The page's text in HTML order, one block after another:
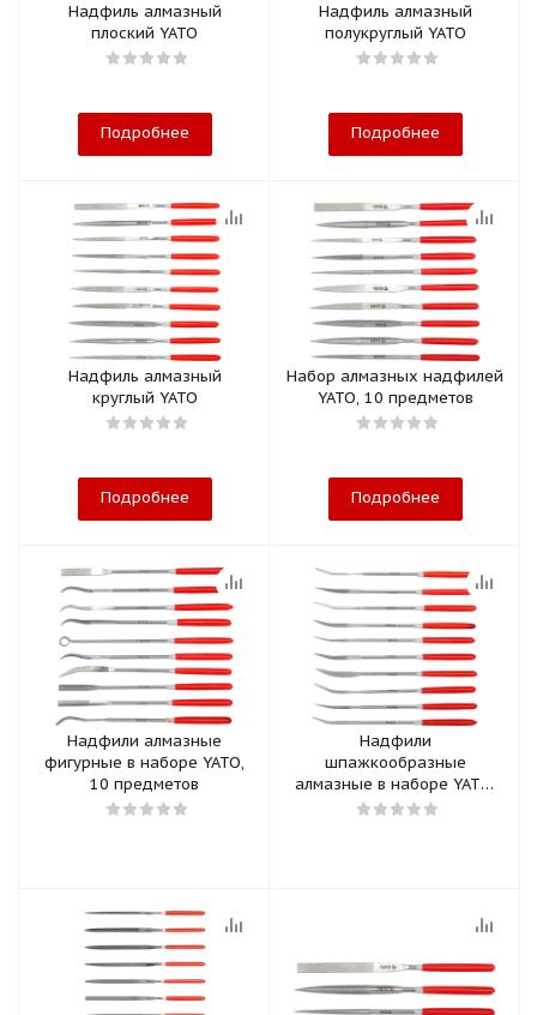
Надфиль алмазный
плоский YATO
Подробнее
Надфиль алмазный
полукруглый YATO
Подробнее
Надфиль алмазный
круглый YATO
Подробнее
Набор алмазных надфилей
YATO, 10 предметов
Подробнее
Надфили алмазные
фигурные в наборе YATO,
10 предметов
Надфили
шпажкообразные
алмазные в наборе YATO,
10 предметов